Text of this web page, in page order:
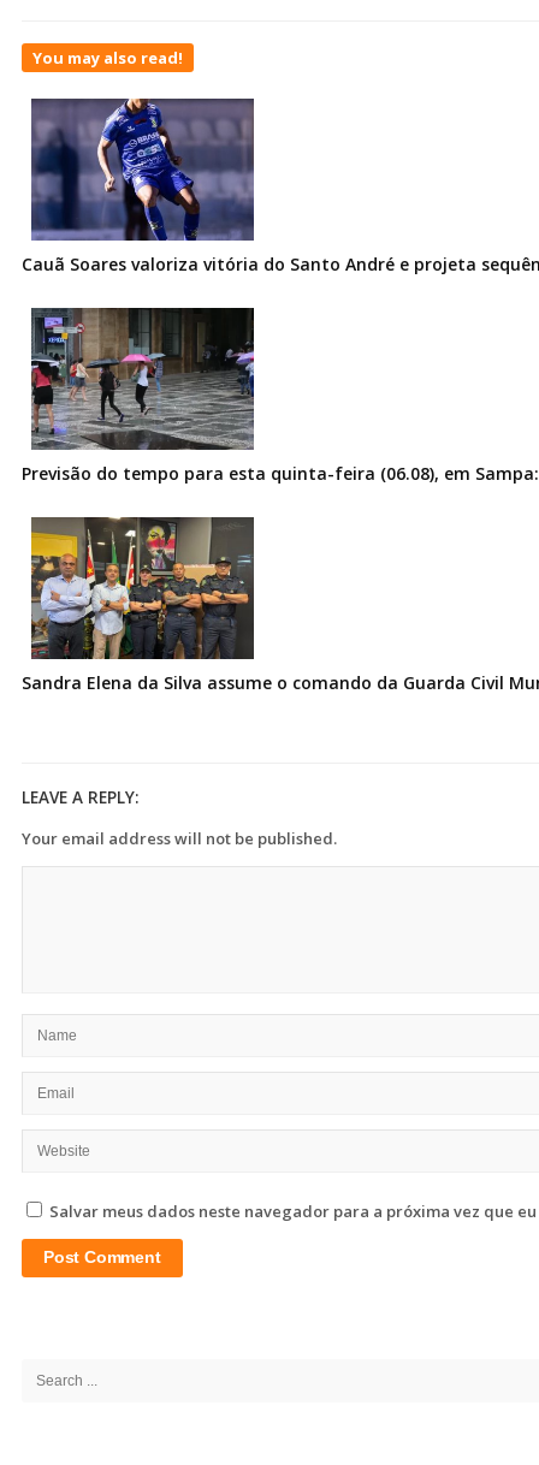
You may also read!
Cauã Soares valoriza vitória do Santo André e projeta
Previsão do tempo para esta quinta-feira (06.08), em
Sandra Elena da Silva assume o comando da Guarda Civil
LEAVE A REPLY:
Your email address will not be published.
Salvar meus dados neste navegador para a próxima vez que
Search